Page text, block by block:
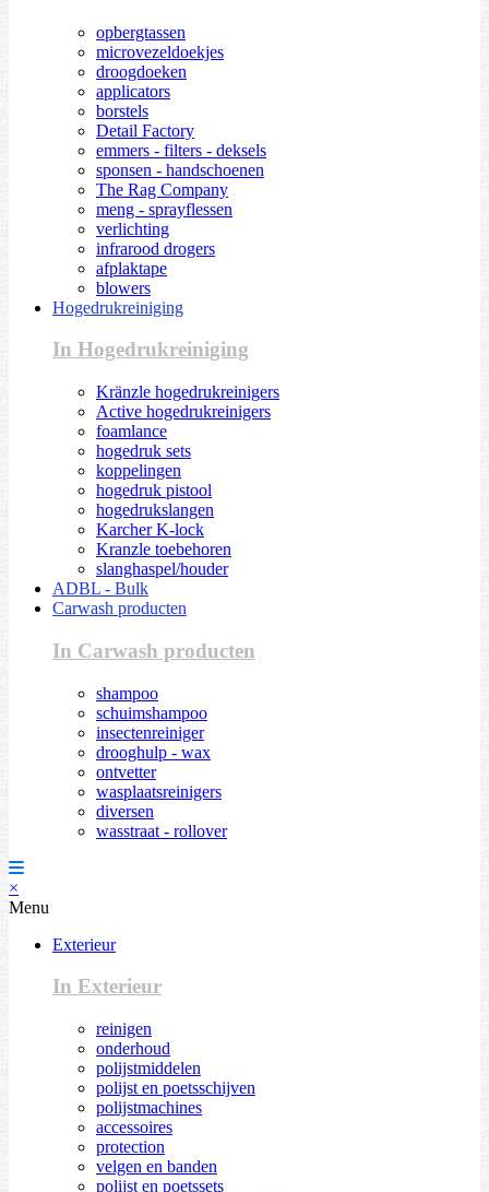
opbergtassen
microvezeldoekjes
droogdoeken
applicators
borstels
Detail Factory
emmers - filters - deksels
sponsen - handschoenen
The Rag Company
meng - sprayflessen
verlichting
infrarood drogers
afplaktape
blowers
Hogedrukreiniging
In Hogedrukreiniging
Kränzle hogedrukreinigers
Active hogedrukreinigers
foamlance
hogedruk sets
koppelingen
hogedruk pistool
hogedrukslangen
Karcher K-lock
Kranzle toebehoren
slanghaspel/houder
ADBL - Bulk
Carwash producten
In Carwash producten
shampoo
schuimshampoo
insectenreiniger
drooghulp - wax
ontvetter
wasplaatsreinigers
diversen
wasstraat - rollover
×
Menu
Exterieur
In Exterieur
reinigen
onderhoud
polijstmiddelen
polijst en poetsschijven
polijstmachines
accessoires
protection
velgen en banden
polijst en poetssets